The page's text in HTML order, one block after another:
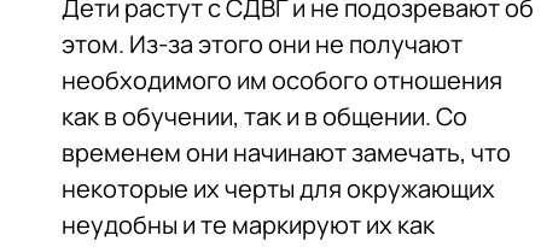
Дети растут с СДВГ и не подозревают об
этом. Из-за этого они не получают
необходимого им особого отношения
как в обучении, так и в общении. Со
временем они начинают замечать, что
некоторые их черты для окружающих
неудобны и те маркируют их как